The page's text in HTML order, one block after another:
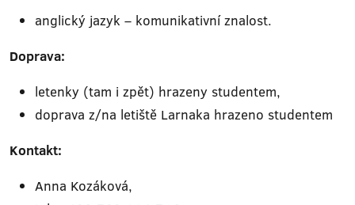
anglický jazyk – komunikativní znalost.
Doprava:
letenky (tam i zpět) hrazeny studentem,
doprava z/na letiště Larnaka hrazeno studentem
Kontakt:
Anna Kozáková,